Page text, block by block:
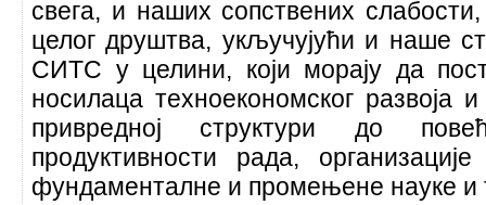
свега, и наших сопствених
целог друштва, укључујући и наше
СИТС у целини, који морају да
носилаца техноекономског
привредној структури до
продуктивности рада,
фундаменталне и промењене науке и